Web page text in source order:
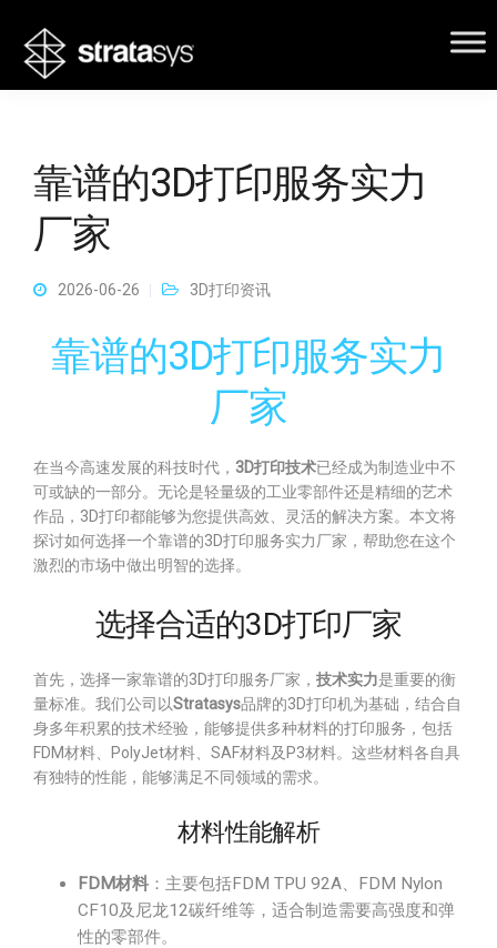
靠谱的3D打印服务实力
厂家
2026-06-26 3D打印资讯
靠谱的3D打印服务实力
厂家
在当今高速发展的科技时代， 3D打印技术已经成为制造业中不
可或缺的一部分。无论是轻量级的工业零部件还是精细的艺术
作品，3D打印都能够为您提供高效、灵活的解决方案。本文将
探讨如何选择一个靠谱的3D打印服务实力厂家，帮助您在这个
激烈的市场中做出明智的选择。
选择合适的3D打印厂家
首先，选择一家靠谱的3D打印服务厂家， 技术实力是重要的衡
量标准。我们公司以Stratasys品牌的3D打印机为基础，结合自
身多年积累的技术经验，能够提供多种材料的打印服务，包括
FDM材料、PolyJet材料、SAF材料及P3材料。这些材料各自具
有独特的性能，能够满足不同领域的需求。
材料性能解析
FDM材料 ：主要包括FDM TPU 92A、FDM Nylon
CF10及尼龙12碳纤维等，适合制造需要高强度和弹
性的零部件。